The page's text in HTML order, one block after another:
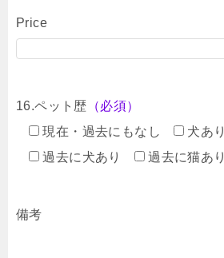
Price
16.ペット歴 （必須）
現在・過去にもなし
犬あり
過去に犬あり
過去に猫あり
備考